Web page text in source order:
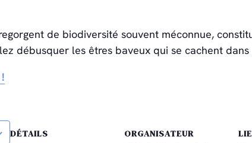
de biodiversité souvent méconnue,
débusquer les êtres baveux qui se cachent
DÉTAILS ORGANISATEUR